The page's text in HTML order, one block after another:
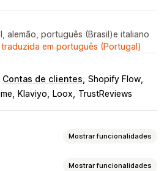
alemão, português (Brasil)e italiano
em português (Portugal)
Contas de clientes Shopify Flow
Klaviyo Loox TrustReviews
Mostrar funcionalidades
Mostrar funcionalidades